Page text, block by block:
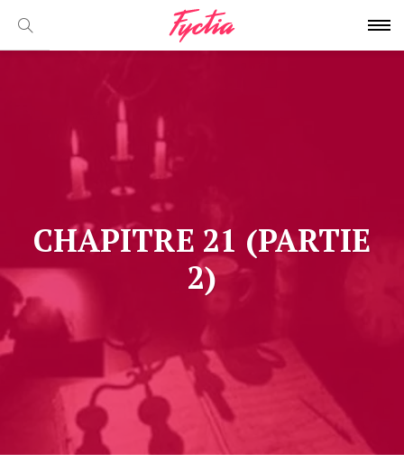
CHAPITRE 21 (PARTIE
2)